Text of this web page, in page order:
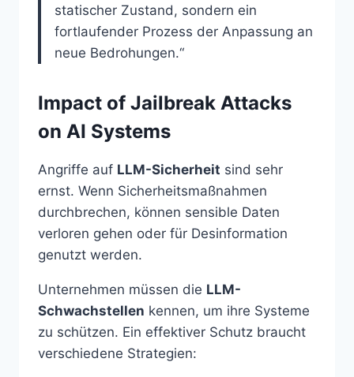
statischer Zustand, sondern ein
fortlaufender Prozess der Anpassung an
neue Bedrohungen.“
Impact of Jailbreak Attacks
on AI Systems
Angriffe auf LLM-Sicherheit sind sehr
ernst. Wenn Sicherheitsmaßnahmen
durchbrechen, können sensible Daten
verloren gehen oder für Desinformation
genutzt werden.
Unternehmen müssen die LLM-
Schwachstellen kennen, um ihre Systeme
zu schützen. Ein effektiver Schutz braucht
verschiedene Strategien: